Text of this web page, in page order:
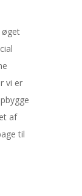
øget
vi er
af
til